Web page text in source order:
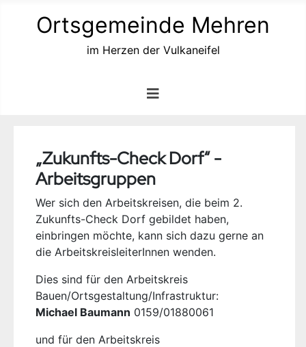
Ortsgemeinde Mehren
im Herzen der Vulkaneifel
„Zukunfts-Check Dorf“ -
Arbeitsgruppen
Wer sich den Arbeitskreisen, die beim 2.
Zukunfts-Check Dorf gebildet haben,
einbringen möchte, kann sich dazu gerne an
die ArbeitskreisleiterInnen wenden.
Dies sind für den Arbeitskreis
Bauen/Ortsgestaltung/Infrastruktur:
Michael Baumann 0159/01880061
und für den Arbeitskreis